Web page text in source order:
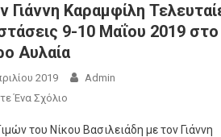
Γιάννη Καραμφίλη
9-10 Μαΐου 2019 στο
Αυλαία
2019
Admin
Ένα Σχόλιο
του Νίκου Βασιλειάδη με τον Γιάννη